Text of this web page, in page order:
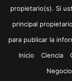
propietario(s). Si
principal
para publicar la
Inicio
Ciencia